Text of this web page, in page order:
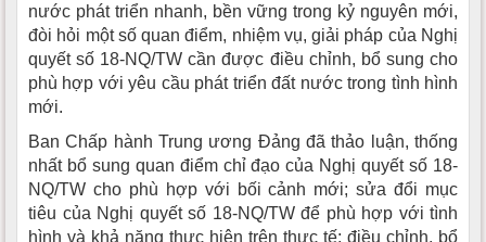
nước phát triển nhanh, bền vững trong kỷ nguyên mới,
đòi hỏi một số quan điểm, nhiệm vụ, giải pháp của Nghị
quyết số 18-NQ/TW cần được điều chỉnh, bổ sung cho
phù hợp với yêu cầu phát triển đất nước trong tình hình
mới.
Ban Chấp hành Trung ương Đảng đã thảo luận, thống
nhất bổ sung quan điểm chỉ đạo của Nghị quyết số 18-
NQ/TW cho phù hợp với bối cảnh mới; sửa đổi mục
tiêu của Nghị quyết số 18-NQ/TW để phù hợp với tình
hình và khả năng thực hiện trên thực tế; điều chỉnh, bổ